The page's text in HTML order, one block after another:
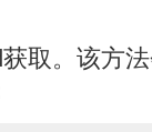
取。该方